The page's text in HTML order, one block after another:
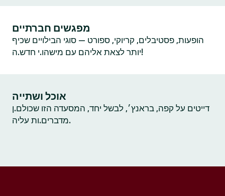
מפגשים חברתיים
הופעות, פסטיבלים, קריוקי, ספורט — סוגי הבילויים שכיף
יותר לצאת אליהם עם מישהו.י חדש.ה!
אוכל ושתייה
דייטים על קפה, בראנץ׳, לבשל יחד, המסעדה הזו שכולם.ן
מדברים.ות עליה.